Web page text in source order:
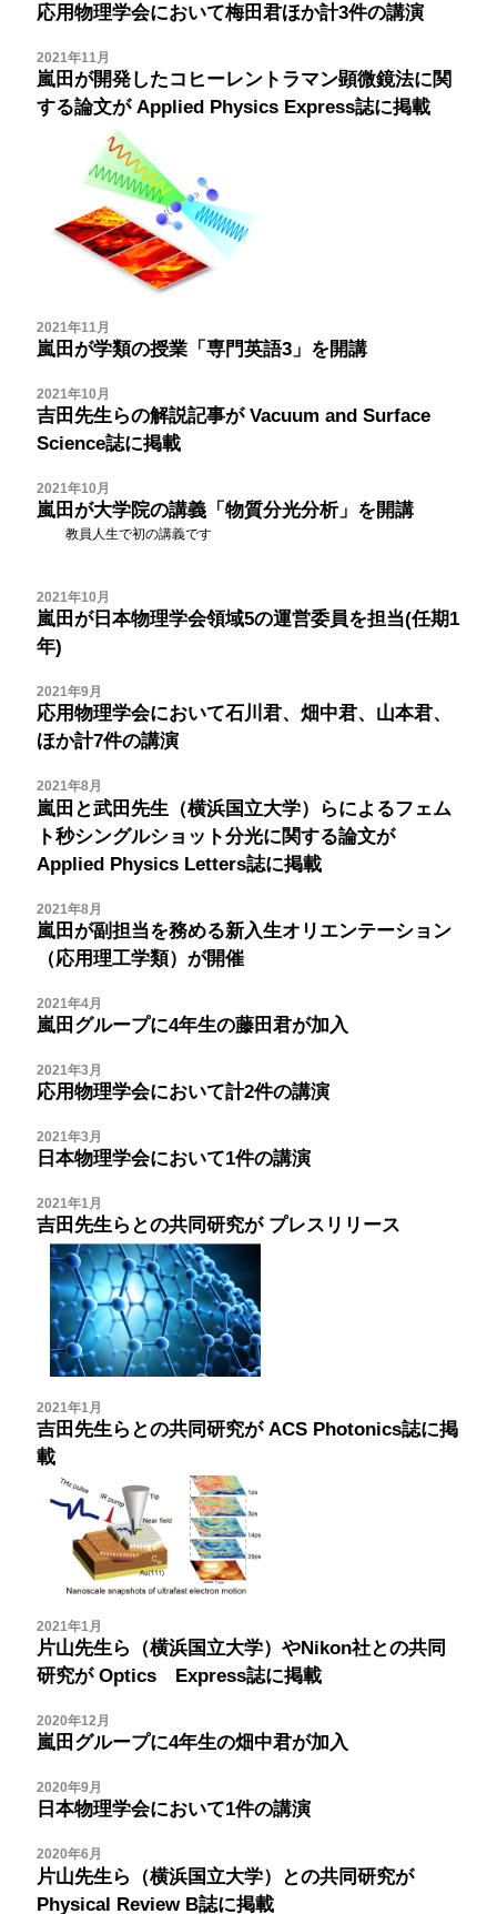
応用物理学会において梅田君ほか計3件の講演
2021年11月
嵐田が開発したコヒーレントラマン顕微鏡法に関
する論文がApplied Physics Express誌に掲載
2021年11月
嵐田が学類の授業「専門英語3」を開講
2021年10月
吉田先生らの解説記事がVacuum and Surface
Science誌に掲載
2021年10月
嵐田が大学院の講義「物質分光分析」を開講
教員人生で初の講義です
2021年10月
嵐田が日本物理学会領域5の運営委員を担当(任期1
年)
2021年9月
応用物理学会において石川君、畑中君、山本君、
ほか計7件の講演
2021年8月
嵐田と武田先生（横浜国立大学）らによるフェム
ト秒シングルショット分光に関する論文が
Applied Physics Letters誌に掲載
2021年8月
嵐田が副担当を務める新入生オリエンテーション
（応用理工学類）が開催
2021年4月
嵐田グループに4年生の藤田君が加入
2021年3月
応用物理学会において計2件の講演
2021年3月
日本物理学会において1件の講演
2021年1月
吉田先生らとの共同研究が プレスリリース
2021年1月
吉田先生らとの共同研究がACS Photonics誌に掲
載
2021年1月
片山先生ら（横浜国立大学）やNikon社との共同
研究がOptics Express誌に掲載
2020年12月
嵐田グループに4年生の畑中君が加入
2020年9月
日本物理学会において1件の講演
2020年6月
片山先生ら（横浜国立大学）との共同研究が
Physical Review B誌に掲載